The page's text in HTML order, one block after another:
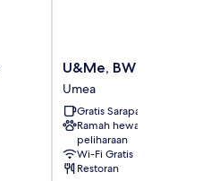
U&Me,
BW
Signature
Collection
Umea
U&Me, BW
Umea
Gratis Sarapan
Ramah hewan
peliharaan
Wi-Fi Gratis
Restoran